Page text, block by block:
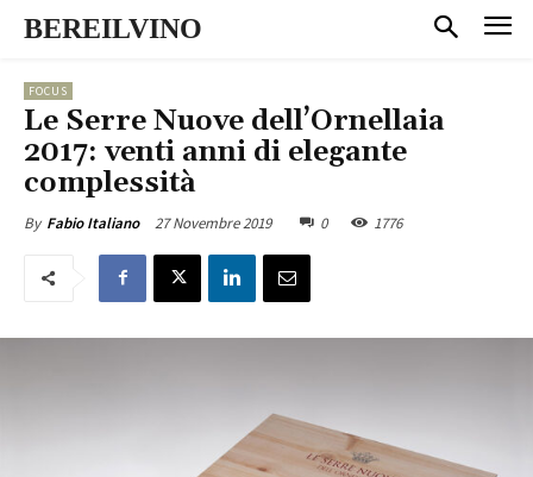
BEREILVINO
FOCUS
Le Serre Nuove dell’Ornellaia
2017: venti anni di elegante
complessità
By Fabio Italiano 27 Novembre 2019 0 1776